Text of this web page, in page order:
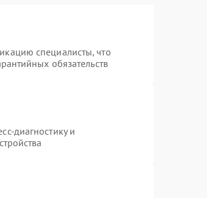
специалисты, что
обязательств
диагностику и